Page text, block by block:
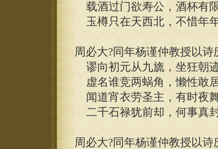
载酒过门欲寿公，酒杯有
玉樽只在天西北，不惜年
周必大?同年杨谨仲教授以
谬向初元从九旒，坐狂朝
虚名谁竞两蜗角，懒性敢
闻道宵衣劳圣主，有时夜
二千石禄犹前却，何事真
周必大?同年杨谨仲教授以